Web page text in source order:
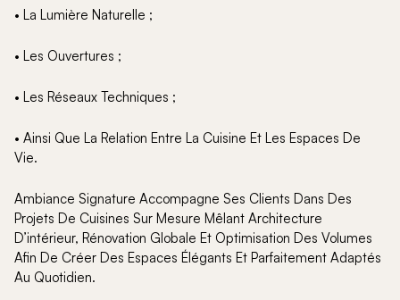
• La Lumière Naturelle ;
• Les Ouvertures ;
• Les Réseaux Techniques ;
• Ainsi Que La Relation Entre La Cuisine Et Les Espaces De
Vie.
Ambiance Signature Accompagne Ses Clients Dans Des
Projets De Cuisines Sur Mesure Mêlant Architecture
D’intérieur, Rénovation Globale Et Optimisation Des Volumes
Afin De Créer Des Espaces Élégants Et Parfaitement Adaptés
Au Quotidien.